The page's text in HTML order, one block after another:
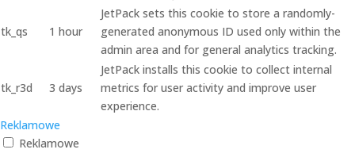
tk_qs 1 hour
JetPack sets this cookie to store a randomly-
generated anonymous ID used only within the
admin area and for general analytics tracking.
tk_r3d 3 days
JetPack installs this cookie to collect internal
metrics for user activity and improve user
experience.
Reklamowe
Reklamowe